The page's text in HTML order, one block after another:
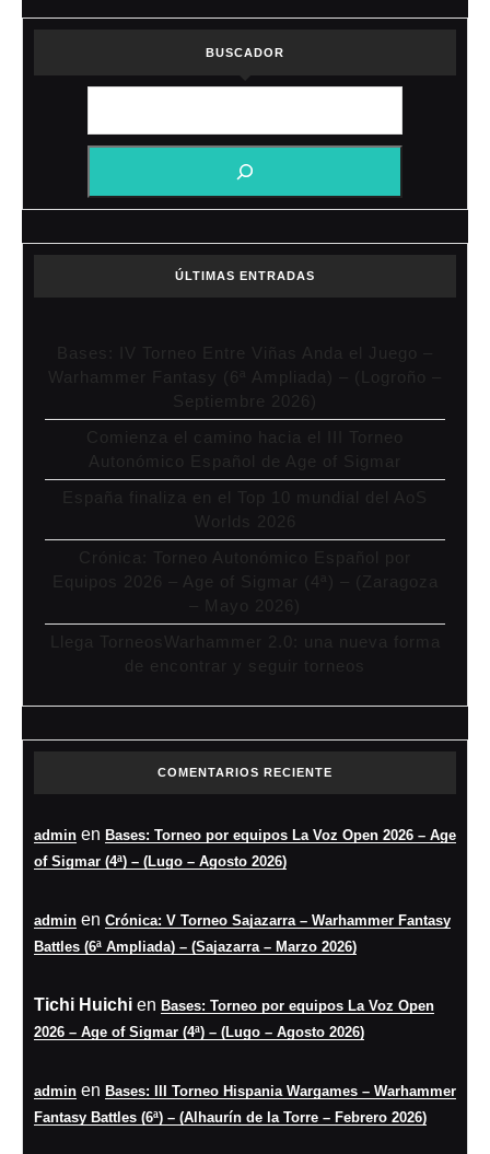
BUSCADOR
ÚLTIMAS ENTRADAS
Bases: IV Torneo Entre Viñas Anda el Juego –
Warhammer Fantasy (6ª Ampliada) – (Logroño –
Septiembre 2026)
Comienza el camino hacia el III Torneo
Autonómico Español de Age of Sigmar
España finaliza en el Top 10 mundial del AoS
Worlds 2026
Crónica: Torneo Autonómico Español por
Equipos 2026 – Age of Sigmar (4ª) – (Zaragoza
– Mayo 2026)
Llega TorneosWarhammer 2.0: una nueva forma
de encontrar y seguir torneos
COMENTARIOS RECIENTE
admin en Bases: Torneo por equipos La Voz Open 2026 – Age
of Sigmar (4ª) – (Lugo – Agosto 2026)
admin en Crónica: V Torneo Sajazarra – Warhammer Fantasy
Battles (6ª Ampliada) – (Sajazarra – Marzo 2026)
Tichi Huichi en Bases: Torneo por equipos La Voz Open
2026 – Age of Sigmar (4ª) – (Lugo – Agosto 2026)
admin en Bases: III Torneo Hispania Wargames – Warhammer
Fantasy Battles (6ª) – (Alhaurín de la Torre – Febrero 2026)